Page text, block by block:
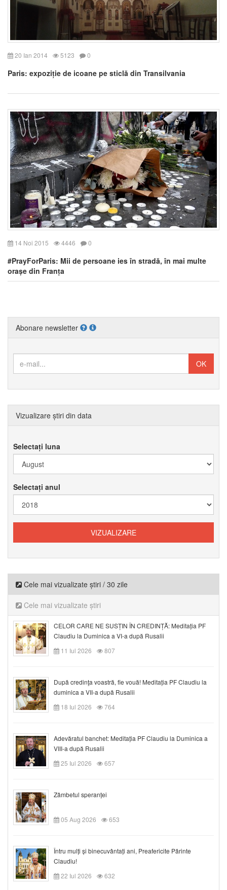
20 Ian 2014 5123 0
Paris: expoziție de icoane pe sticlă din Transilvania
14 Noi 2015 4446 0
#PrayForParis: Mii de persoane ies în stradă, în mai multe
orașe din Franța
Abonare newsletter
Vizualizare știri din data
Selectați luna
Selectați anul
Cele mai vizualizate știri / 30 zile
Cele mai vizualizate știri
CELOR CARE NE SUSȚIN ÎN CREDINȚĂ: Meditația PF
Claudiu la Duminica a VI-a după Rusalii
11 Iul 2026
807
După credinţa voastră, fie vouă! Meditația PF Claudiu la
duminica a VII-a după Rusalii
18 Iul 2026
764
Adevăratul banchet: Meditația PF Claudiu la Duminica a
VIII-a după Rusalii
25 Iul 2026
657
Zâmbetul speranței
05 Aug 2026 653
Întru mulți și binecuvântați ani, Preafericite Părinte
Claudiu!
22 Iul 2026
632